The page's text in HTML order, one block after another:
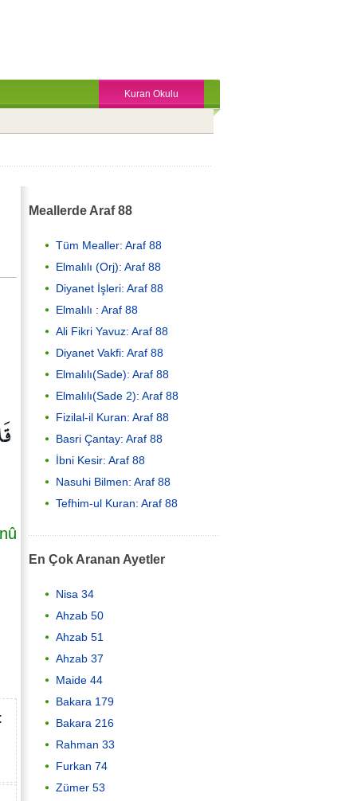
Kuran Okulu
Meallerde Araf 88
Tüm Mealler: Araf 88
Elmalılı (Orj): Araf 88
Diyanet İşleri: Araf 88
Elmalılı : Araf 88
Ali Fikri Yavuz: Araf 88
Diyanet Vakfi: Araf 88
Elmalılı(Sade): Araf 88
Elmalılı(Sade 2): Araf 88
Fizilal-il Kuran: Araf 88
Basri Çantay: Araf 88
İbni Kesir: Araf 88
Nasuhi Bilmen: Araf 88
Tefhim-ul Kuran: Araf 88
En Çok Aranan Ayetler
Nisa 34
Ahzab 50
Ahzab 51
Ahzab 37
Maide 44
Bakara 179
Bakara 216
Rahman 33
Furkan 74
Zümer 53